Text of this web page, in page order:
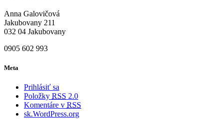
Anna Galovičová
Jakubovany 211
032 04 Jakubovany
0905 602 993
Meta
Prihlásiť sa
Položky RSS 2.0
Komentáre v RSS
sk.WordPress.org